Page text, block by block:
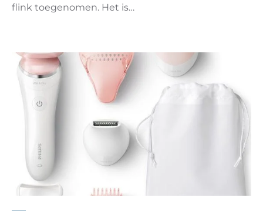
flink toegenomen. Het is…